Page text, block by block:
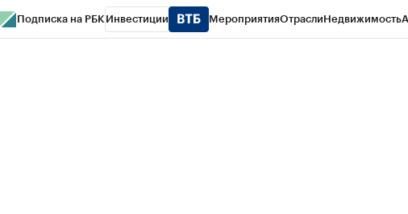
Подписка на РБК Инвестиции МероприятияОтраслиНедвижимость